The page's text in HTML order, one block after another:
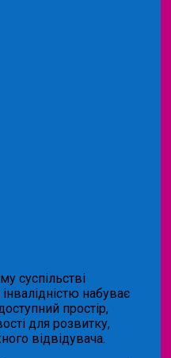
суспільстві
інвалідністю набуває
простір,
для розвитку,
відвідувача.